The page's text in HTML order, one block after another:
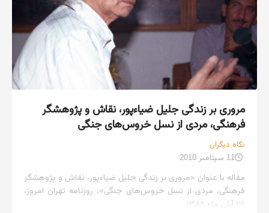
مروری بر زندگی جلیل ضیاءپور، نقاش و پ‍ژوهشگر
فرهنگی، مردی از نسل خروس‌های جنگی
نگاه دیگران
11 سپتامبر 2010
مقاله با عنوان «مروری بر زندگی جلیل ضیاءپور، نقاش و پ‍ژوهشگر
فرهنگی، مردی از نسل خروس‌های جنگی»، روزنامه تهران امروز،
۲۶ آبان ماه ۱۳۸۸